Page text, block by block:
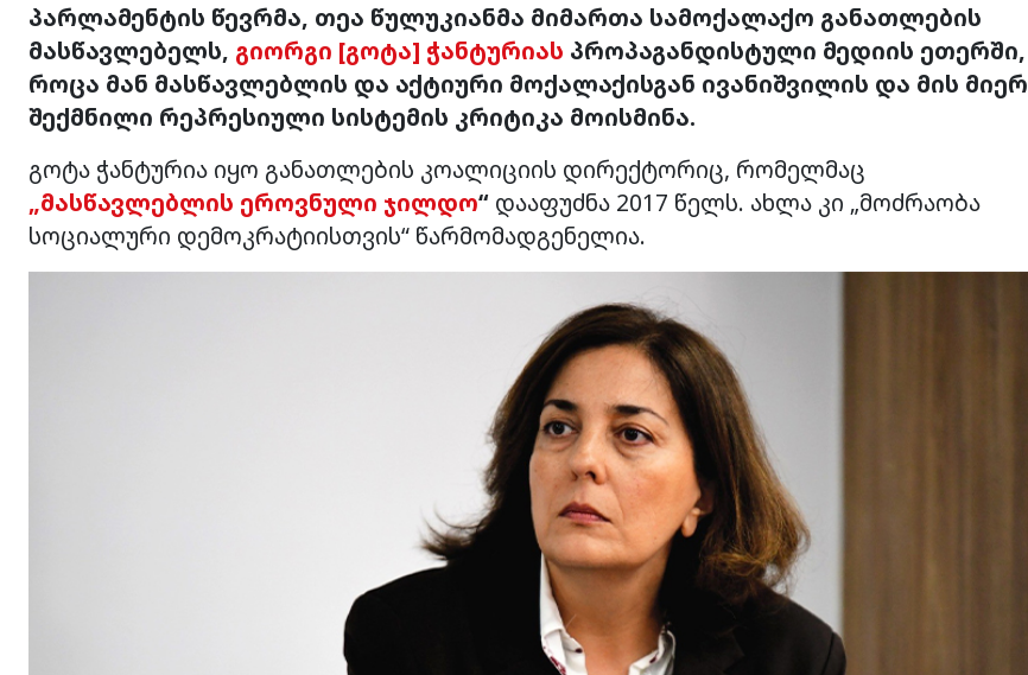
პარლამენტის წევრმა, თეა წულუკიანმა მიმართა სამოქალაქო განათლების
მასწავლებელს, გიორგი [გოტა] ჭანტურიას პროპაგანდისტული მედიის ეთერში,
როცა მან მასწავლებლის და აქტიური მოქალაქისგან ივანიშვილის და მის მიერ
შექმნილი რეპრესიული სისტემის კრიტიკა მოისმინა.
გოტა ჭანტურია იყო განათლების კოალიციის დირექტორიც, რომელმაც
„მასწავლებლის ეროვნული ჯილდო“ დააფუძნა 2017 წელს. ახლა კი „მოძრაობა
სოციალური დემოკრატიისთვის“ წარმომადგენელია.